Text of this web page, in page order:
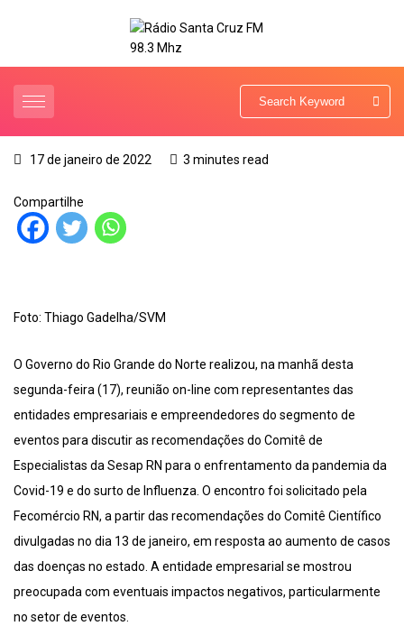
17 de janeiro de 2022 3 minutes read
Compartilhe
Foto: Thiago Gadelha/SVM
O Governo do Rio Grande do Norte realizou, na manhã desta
segunda-feira (17), reunião on-line com representantes das
entidades empresariais e empreendedores do segmento de
eventos para discutir as recomendações do Comitê de
Especialistas da Sesap RN para o enfrentamento da pandemia da
Covid-19 e do surto de Influenza. O encontro foi solicitado pela
Fecomércio RN, a partir das recomendações do Comitê Científico
divulgadas no dia 13 de janeiro, em resposta ao aumento de casos
das doenças no estado. A entidade empresarial se mostrou
preocupada com eventuais impactos negativos, particularmente
no setor de eventos.